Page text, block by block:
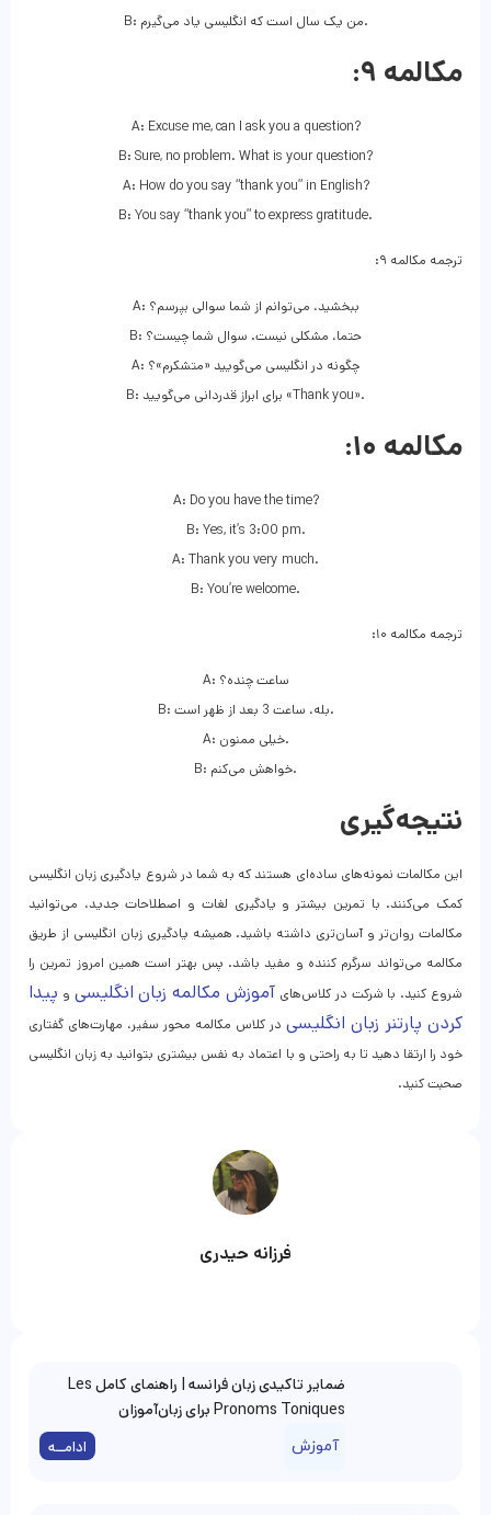
B: من یک سال است که انگلیسی یاد می‌گیرم.
مکالمه ۹:
A: Excuse me, can I ask you a question?
B: Sure, no problem. What is your question?
A: How do you say “thank you” in English?
B: You say “thank you” to express gratitude.
ترجمه مکالمه ۹:
A: ببخشید، می‌توانم از شما سوالی بپرسم؟
B: حتما، مشکلی نیست. سوال شما چیست؟
A: چگونه در انگلیسی می‌گویید «متشکرم»؟
B: برای ابراز قدردانی می‌گویید «Thank you».
مکالمه ۱۰:
A: Do you have the time?
B: Yes, it’s 3:00 pm.
A: Thank you very much.
B: You’re welcome.
ترجمه مکالمه ۱۰:
A: ساعت چنده؟
B: بله، ساعت 3 بعد از ظهر است.
A: خیلی ممنون.
B: خواهش می‌کنم.
نتیجه‌گیری
این مکالمات نمونه‌های ساده‌ای هستند که به شما در شروع یادگیری زبان انگلیسی
کمک می‌کنند. با تمرین بیشتر و یادگیری لغات و اصطلاحات جدید، می‌توانید
مکالمات روان‌تر و آسان‌تری داشته باشید. همیشه یادگیری زبان انگلیسی از طریق
مکالمه می‌تواند سرگرم کننده و مفید باشد. پس بهتر است همین امروز تمرین را
شروع کنید. با شرکت در کلاس‌های آموزش مکالمه زبان انگلیسی و پیدا
کردن پارتنر زبان انگلیسی در کلاس مکالمه محور سفیر، مهارت‌های گفتاری
خود را ارتقا دهید تا به راحتی و با اعتماد به نفس بیشتری بتوانید به زبان انگلیسی
صحبت کنید.
فرزانه حیدری
ضمایر تاکیدی زبان فرانسه | راهنمای کامل Les
Pronoms Toniques برای زبان‌آموزان
آموزش ادامــه